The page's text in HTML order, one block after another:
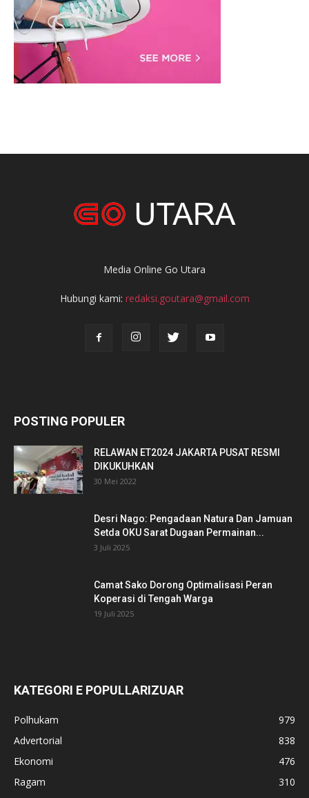
Media Online Go Utara
Hubungi kami: redaksi.goutara@gmail.com
POSTING POPULER
RELAWAN ET2024 JAKARTA PUSAT RESMI
DIKUKUHKAN
30 Mei 2022
Desri Nago: Pengadaan Natura Dan Jamuan
Setda OKU Sarat Dugaan Permainan...
3 Juli 2025
Camat Sako Dorong Optimalisasi Peran
Koperasi di Tengah Warga
19 Juli 2025
KATEGORI E POPULLARIZUAR
Polhukam
979
Advertorial
838
Ekonomi
476
Ragam
310